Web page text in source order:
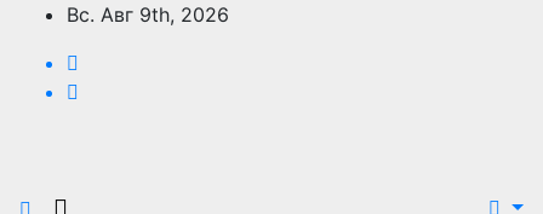
Перейти
содержимому
Вс. Авг 9th, 2026